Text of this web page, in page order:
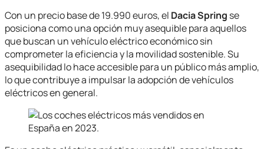
Con un precio base de 19.990 euros, el Dacia Spring se
posiciona como una opción muy asequible para aquellos
que buscan un vehículo eléctrico económico sin
comprometer la eficiencia y la movilidad sostenible. Su
asequibilidad lo hace accesible para un público más amplio,
lo que contribuye a impulsar la adopción de vehículos
eléctricos en general.